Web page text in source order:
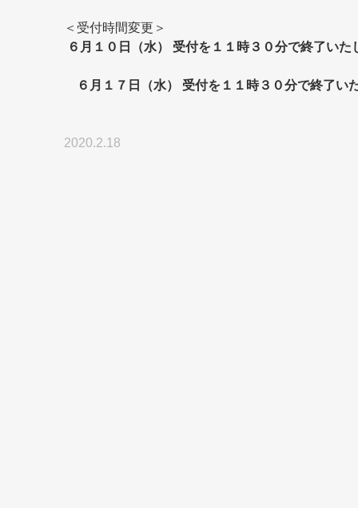
＜受付時間変更＞
６月１０日（水） 受付を１１時３０分で終了いた
６月１７日（水） 受付を１１時３０分で終了い
2020.2.18